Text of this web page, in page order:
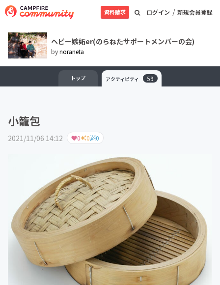
ログイン / 新規会員登録
資料請求
ヘビー嫉妬er(のらねたサポートメンバーの会)
bynoraneta
トップ アクティビティ 59
小籠包
2021/11/06 14:12 0 0 0